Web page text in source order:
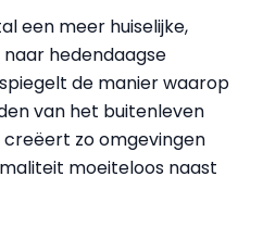
een meer huiselijke,
hedendaagse
de manier waarop
van het buitenleven
zo omgevingen
moeiteloos naast